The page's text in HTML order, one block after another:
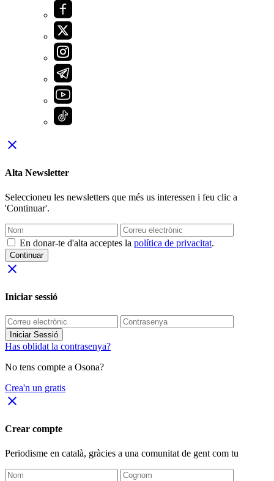
close
Alta Newsletter
Seleccioneu les newsletters que més us interessen i feu clic a
'Continuar'.
En donar-te d'alta acceptes la política de privacitat.
Continuar
close
Iniciar sessió
Iniciar Sessió
Has oblidat la contrasenya?
No tens compte a Osona?
Crea'n un gratis
close
Crear compte
Periodisme en català, gràcies a una comunitat de gent com tu